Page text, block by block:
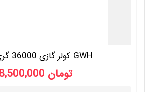
کولر گازی 36000 گری اینورتر GWH
تومان